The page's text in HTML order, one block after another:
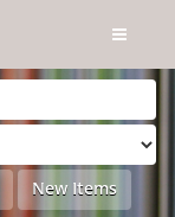
New Items